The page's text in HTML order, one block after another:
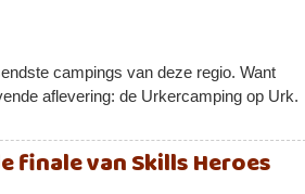
campings van deze regio. Want
aflevering: de Urkercamping op Urk.
finale van Skills Heroes